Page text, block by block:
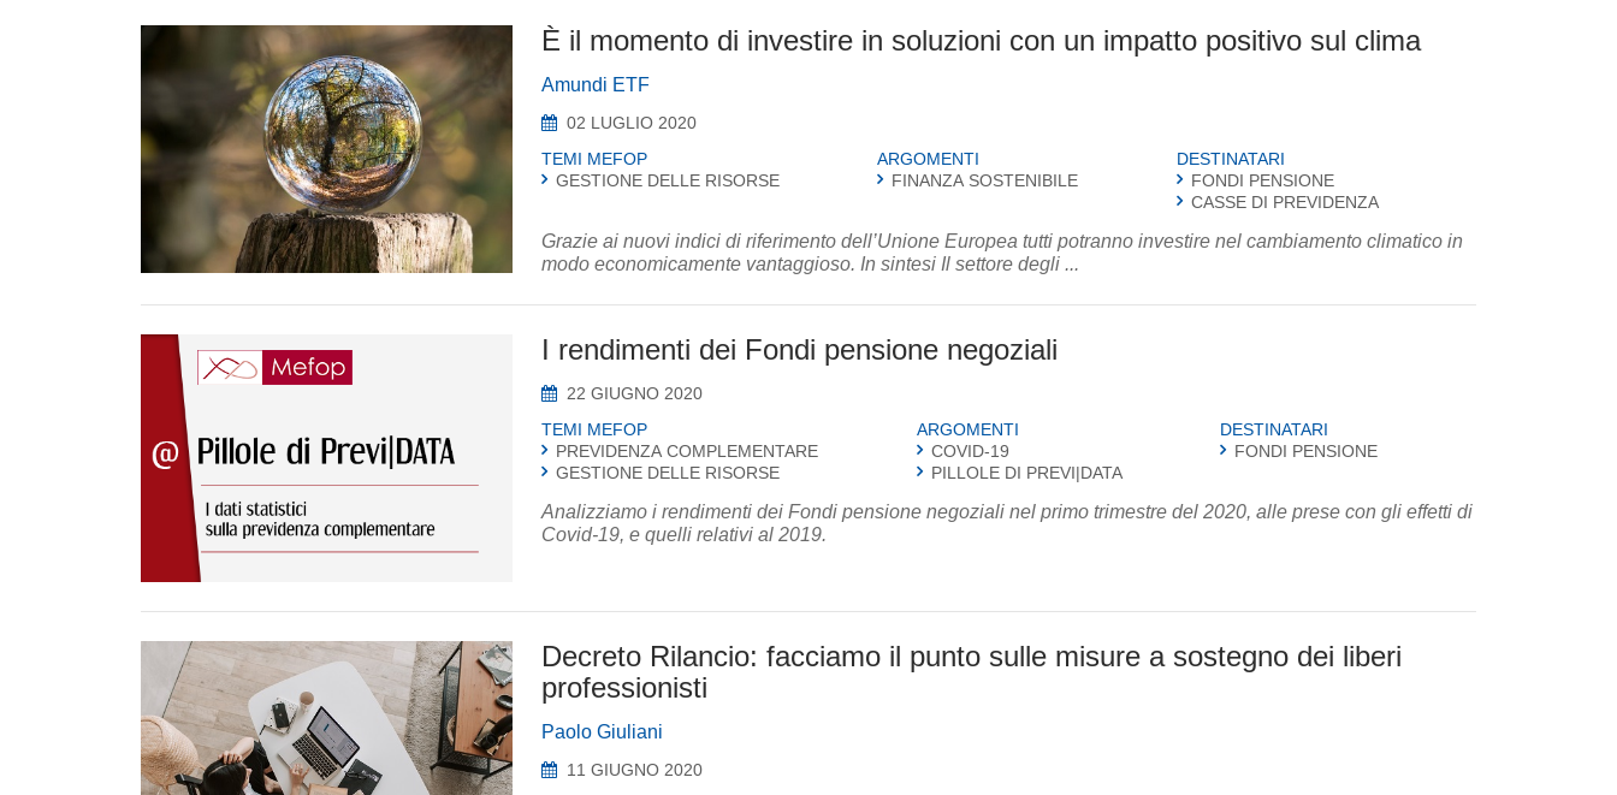
È il momento di investire in soluzioni con un impatto positivo sul clima
Amundi ETF
02 LUGLIO 2020
TEMI MEFOP
GESTIONE DELLE RISORSE
ARGOMENTI
FINANZA SOSTENIBILE
DESTINATARI
FONDI PENSIONE
CASSE DI PREVIDENZA
Grazie ai nuovi indici di riferimento dell’Unione Europea tutti potranno investire nel cambiamento climatico in
modo economicamente vantaggioso. In sintesi Il settore degli ...
I rendimenti dei Fondi pensione negoziali
22 GIUGNO 2020
TEMI MEFOP
PREVIDENZA COMPLEMENTARE
GESTIONE DELLE RISORSE
ARGOMENTI
COVID-19
PILLOLE DI PREVI|DATA
DESTINATARI
FONDI PENSIONE
Analizziamo i rendimenti dei Fondi pensione negoziali nel primo trimestre del 2020, alle prese con gli effetti di
Covid-19, e quelli relativi al 2019.
Decreto Rilancio: facciamo il punto sulle misure a sostegno dei liberi
professionisti
Paolo Giuliani
11 GIUGNO 2020